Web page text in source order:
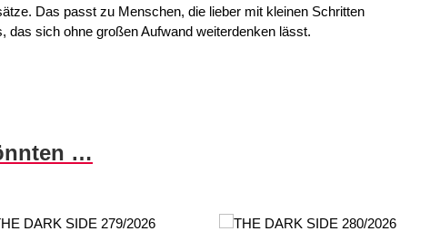
Das passt zu Menschen, die lieber mit kleinen Schritten
das sich ohne großen Aufwand weiterdenken lässt.
…